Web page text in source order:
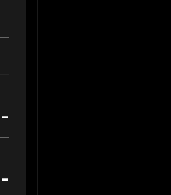
-
-